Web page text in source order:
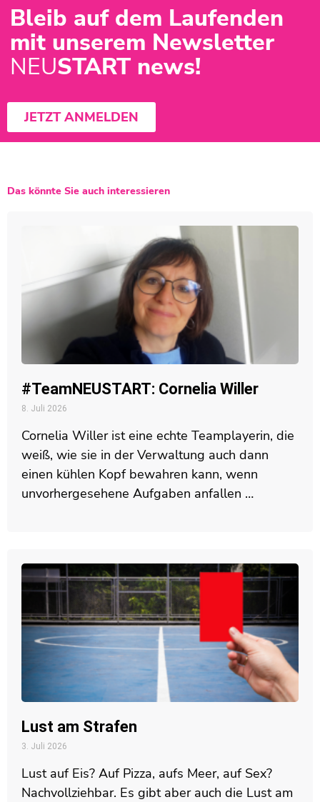
Bleib auf dem Laufenden
mit unserem Newsletter
NEUSTART news!
JETZT ANMELDEN
Das könnte Sie auch interessieren
#TeamNEUSTART: Cornelia Willer
8. Juli 2026
Cornelia Willer ist eine echte Teamplayerin, die
weiß, wie sie in der Verwaltung auch dann
einen kühlen Kopf bewahren kann, wenn
unvorhergesehene Aufgaben anfallen …
Lust am Strafen
3. Juli 2026
Lust auf Eis? Auf Pizza, aufs Meer, auf Sex?
Nachvollziehbar. Es gibt aber auch die Lust am